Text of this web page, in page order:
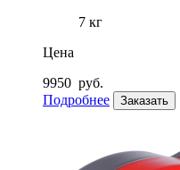
7 кг
Цена
9950 руб.
Подробнее
Заказать